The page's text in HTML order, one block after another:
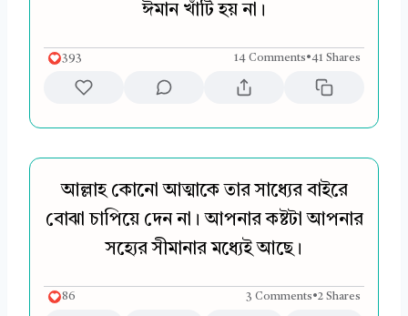
ঈমান খাঁটি হয় না।
393 14 Comments•41 Shares
আল্লাহ কোনো আত্মাকে তার সাধ্যের বাইরে
বোঝা চাপিয়ে দেন না। আপনার কষ্টটা আপনার
সহ্যের সীমানার মধ্যেই আছে।
86 3 Comments•2 Shares